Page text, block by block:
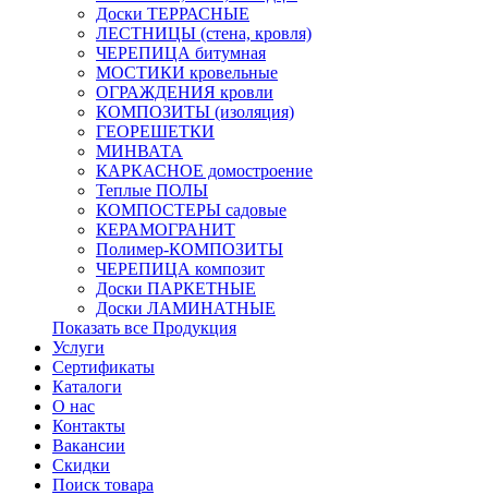
Доски ТЕРРАСНЫЕ
ЛЕСТНИЦЫ (стена, кровля)
ЧЕРЕПИЦА битумная
МОСТИКИ кровельные
ОГРАЖДЕНИЯ кровли
КОМПОЗИТЫ (изоляция)
ГЕОРЕШЕТКИ
МИНВАТА
КАРКАСНОЕ домостроение
Теплые ПОЛЫ
КОМПОСТЕРЫ садовые
КЕРАМОГРАНИТ
Полимер-КОМПОЗИТЫ
ЧЕРЕПИЦА композит
Доски ПАРКЕТНЫЕ
Доски ЛАМИНАТНЫЕ
Показать все Продукция
Услуги
Сертификаты
Каталоги
О нас
Контакты
Вакансии
Скидки
Поиск товара